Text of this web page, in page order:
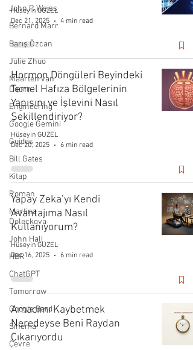
John P. Weiss
Bernard Marr
Barış Özcan
Julie Zhuo
Maarten van
Doorn
Engineering
Google Gemini
Guides
Bill Gates
Kitap
Roman
Martina
Doleckova
John Hall
HBR
ChatGPT
Tomorrow
Google Bard
Sinema
Çevre
Hüseyin GÜZEL
Dec 21, 2025
4 min read
Hormon Döngüleri Beyindeki
Temel Hafıza Bölgelerinin
Yapısını ve İşlevini Nasıl
Şekillendiriyor?
Hüseyin GÜZEL
Dec 20, 2025
6 min read
Yapay Zeka’yı Kendi
Avantajıma Nasıl
Kullanıyorum?
Hüseyin GÜZEL
Dec 16, 2025
6 min read
Amacımı Kaybetmek
Neredeyse Beni Raydan
Çıkarıyordu